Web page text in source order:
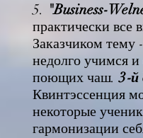
5. "Business-
практически все
Заказчиком
недолго учимся
поющих чаш.3-й
Квинтэссенция
некоторые
гармонизации